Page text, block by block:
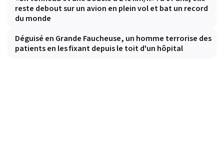
reste debout sur un avion en plein vol et bat un record
du monde
Déguisé en Grande Faucheuse, un homme terrorise des
patients en les fixant depuis le toit d'un hôpital